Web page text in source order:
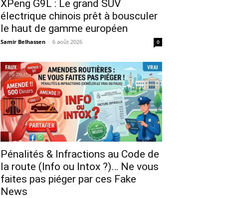
XPeng G9L : Le grand SUV
électrique chinois prêt à bousculer
le haut de gamme européen
Samir Belhassen - 6 août 2026 0
Pénalités & Infractions au Code de
la route (Info ou Intox ?)… Ne vous
faites pas piéger par ces Fake
News